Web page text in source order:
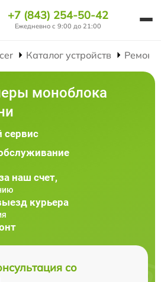
+7 (843) 254-50-42
Ежедневно с 9:00 до 21:00
Каталог устройств Ремонт
моноблока
наш счет,
курьера
со